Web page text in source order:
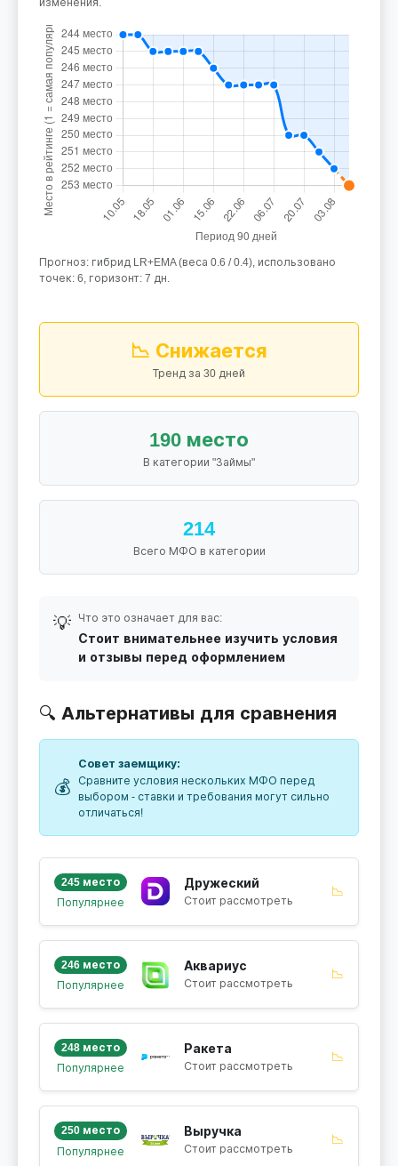
изменения.
Прогноз: гибрид LR+EMA (веса 0.6 / 0.4), использовано
точек: 6, горизонт: 7 дн.
📉 Снижается
Тренд за 30 дней
190 место
В категории "Займы"
214
Всего МФО в категории
💡 Что это означает для вас:
Стоит внимательнее изучить условия
и отзывы перед оформлением
🔍 Альтернативы для сравнения
💰
Совет заемщику:
Сравните условия нескольких МФО перед
выбором - ставки и требования могут сильно
отличаться!
245 место
Популярнее
Дружеский
Стоит рассмотреть
📉
246 место
Популярнее
Аквариус
Стоит рассмотреть
📉
248 место
Популярнее
Ракета
Стоит рассмотреть
📉
250 место
Популярнее
Выручка
Стоит рассмотреть
📉